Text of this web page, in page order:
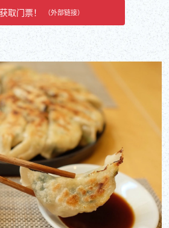
获取门票！ （外部链接）